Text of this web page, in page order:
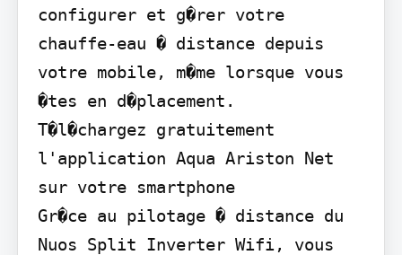
configurer et g�rer votre
chauffe-eau � distance depuis
votre mobile, m�me lorsque vous
�tes en d�placement.
T�l�chargez gratuitement
l'application Aqua Ariston Net
sur votre smartphone
Gr�ce au pilotage � distance du
Nuos Split Inverter Wifi, vous